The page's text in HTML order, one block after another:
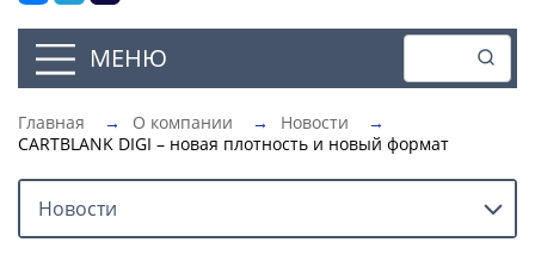
МЕНЮ
Главная → О компании → Новости
→
CARTBLANK DIGI – новая плотность и новый формат
Новости